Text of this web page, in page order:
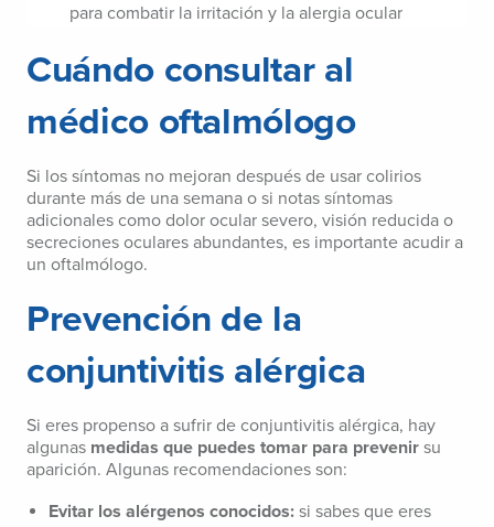
para combatir la irritación y la alergia ocular
Cuándo consultar al
médico oftalmólogo
Si los síntomas no mejoran después de usar colirios
durante más de una semana o si notas síntomas
adicionales como dolor ocular severo, visión reducida o
secreciones oculares abundantes, es importante acudir a
un oftalmólogo.
Prevención de la
conjuntivitis alérgica
Si eres propenso a sufrir de conjuntivitis alérgica, hay
algunas medidas que puedes tomar para prevenir su
aparición. Algunas recomendaciones son:
Evitar los alérgenos conocidos: si sabes que eres